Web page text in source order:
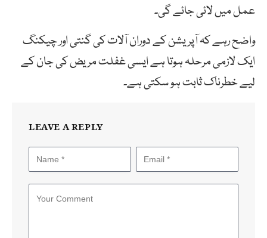
عمل میں لائی جائے گی۔
واضح رہے کہ آپریشن کے دوران آلات کی گنتی اور چیکنگ
ایک لازمی مرحلہ ہوتا ہے ایسی غفلت مریض کی جان کے
لیے خطرناک ثابت ہو سکتی ہے۔
LEAVE A REPLY